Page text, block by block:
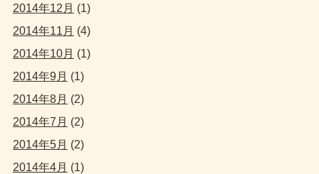
2014年12月 (1)
2014年11月 (4)
2014年10月 (1)
2014年9月 (1)
2014年8月 (2)
2014年7月 (2)
2014年5月 (2)
2014年4月 (1)